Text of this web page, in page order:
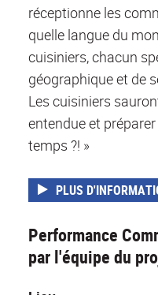
réceptionne les
quelle langue du
cuisiniers, chacun
géographique et de
Les cuisiniers
entendue et
temps ?! »
PLUS
Performance
par l'équipe du